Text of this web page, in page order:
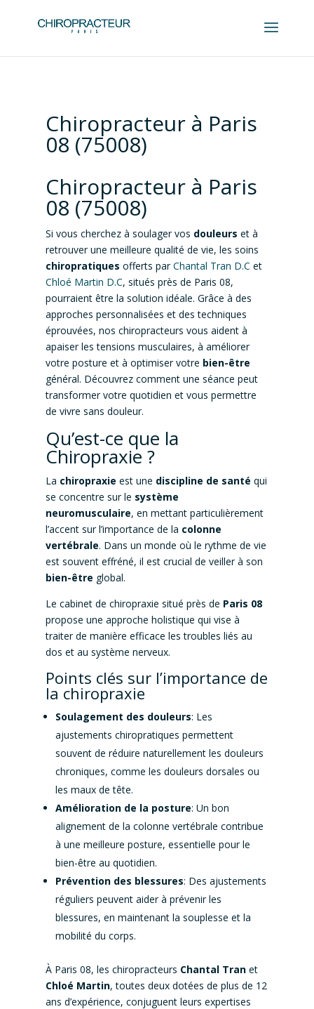
Chiropracteur à Paris
08 (75008)
Chiropracteur à Paris
08 (75008)
Si vous cherchez à soulager vos douleurs et à
retrouver une meilleure qualité de vie, les soins
chiropratiques offerts parChantal Tran D.C et
Chloé Martin D.C, situés près de Paris 08,
pourraient être la solution idéale. Grâce à des
approches personnalisées et des techniques
éprouvées, nos chiropracteurs vous aident à
apaiser les tensions musculaires, à améliorer
votre posture et à optimiser votre bien-être
général. Découvrez comment une séance peut
transformer votre quotidien et vous permettre
de vivre sans douleur.
Qu’est-ce que la
Chiropraxie ?
La chiropraxie est une discipline de santé qui
se concentre sur le système
neuromusculaire, en mettant particulièrement
l’accent sur l’importance de la colonne
vertébrale. Dans un monde où le rythme de vie
est souvent effréné, il est crucial de veiller à son
bien-être global.
Le cabinet de chiropraxie situé près de Paris 08
propose une approche holistique qui vise à
traiter de manière efficace les troubles liés au
dos et au système nerveux.
Points clés sur l’importance de
la chiropraxie
Soulagement des douleurs: Les
ajustements chiropratiques permettent
souvent de réduire naturellement les douleurs
chroniques, comme les douleurs dorsales ou
les maux de tête.
Amélioration de la posture: Un bon
alignement de la colonne vertébrale contribue
à une meilleure posture, essentielle pour le
bien-être au quotidien.
Prévention des blessures: Des ajustements
réguliers peuvent aider à prévenir les
blessures, en maintenant la souplesse et la
mobilité du corps.
À Paris 08, les chiropracteurs Chantal Tranet
Chloé Martin, toutes deux dotées de plus de 12
ans d’expérience, conjuguent leurs expertises